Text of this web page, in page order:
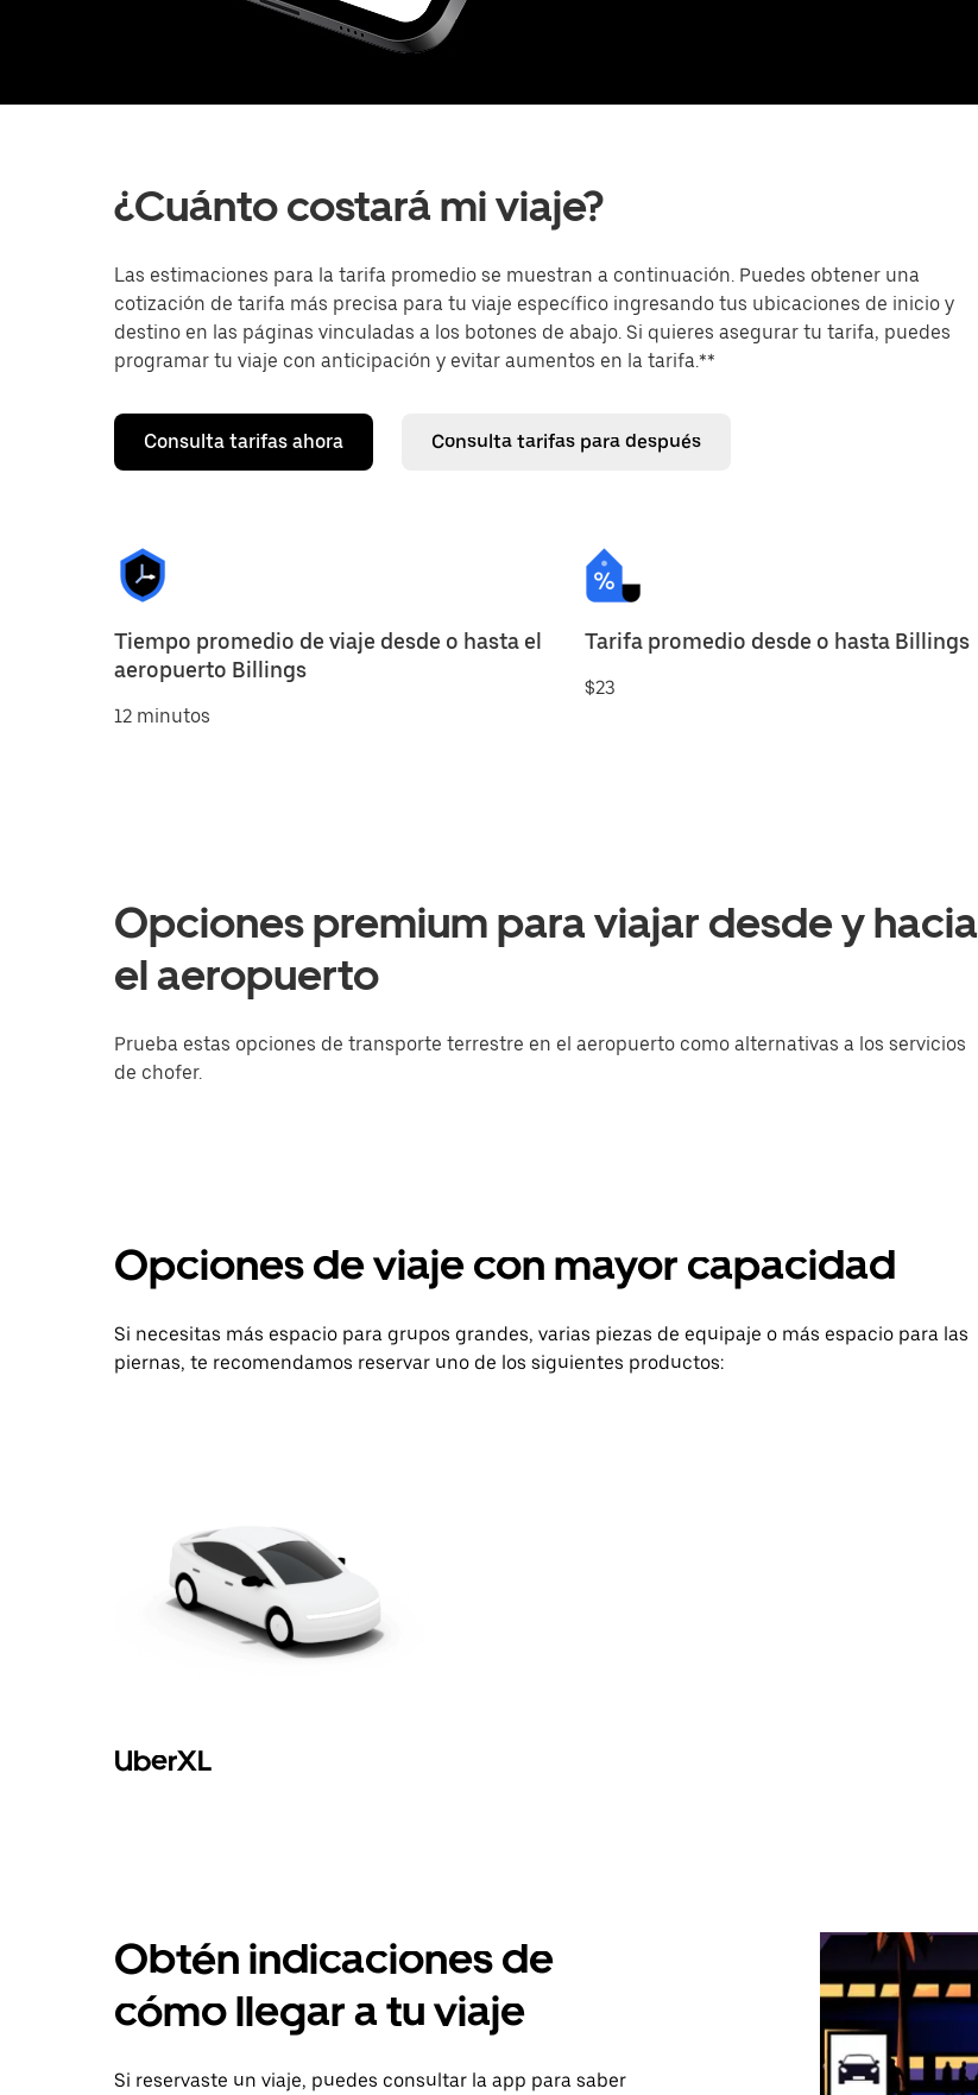
¿Cuánto costará mi viaje?
Las estimaciones para la tarifa promedio se muestran a continuación. Puedes obtener una
cotización de tarifa más precisa para tu viaje específico ingresando tus ubicaciones de inicio y
destino en las páginas vinculadas a los botones de abajo. Si quieres asegurar tu tarifa, puedes
programar tu viaje con anticipación y evitar aumentos en la tarifa.**
Consulta tarifas ahora Consulta tarifas para después
Tiempo promedio de viaje desde o hasta el
aeropuerto Billings
12 minutos
Tarifa promedio desde o hasta Billings
$23
Opciones premium para viajar desde y hacia
el aeropuerto
Prueba estas opciones de transporte terrestre en el aeropuerto como alternativas a los servicios
de chofer.
Opciones de viaje con mayor capacidad
Si necesitas más espacio para grupos grandes, varias piezas de equipaje o más espacio para las
piernas, te recomendamos reservar uno de los siguientes productos:
UberXL
Obtén indicaciones de
cómo llegar a tu viaje
Si reservaste un viaje, puedes consultar la app para saber